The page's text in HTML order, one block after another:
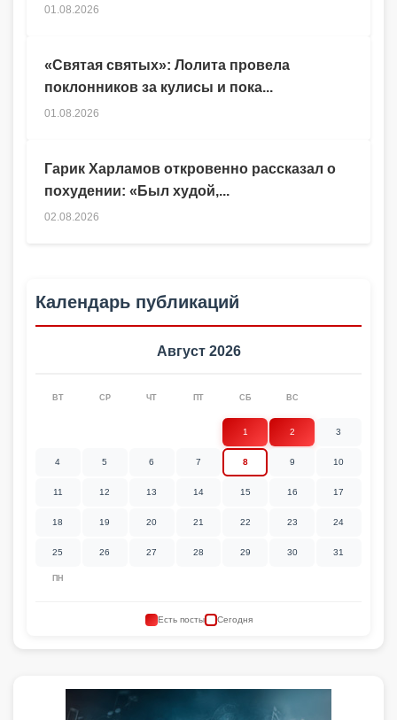
Гарик Харламов откровенно рассказал о
похудении: «Был худой,...
02.08.2026
01.08.2026
«Святая святых»: Лолита провела
поклонников за кулисы и пока...
01.08.2026
Календарь публикаций
Август 2026
ПН
ВТ СР ЧТ ПТ СБ ВС
1 2 3
4 5 6 7 8 9 10
11 12 13 14 15 16 17
18 19 20 21 22 23 24
25 26 27 28 29 30 31
Есть посты Сегодня